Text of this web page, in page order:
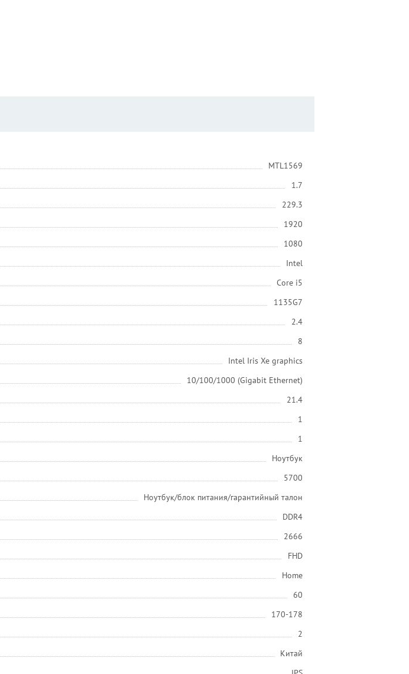
MTL1569
1.7
229.3
1920
1080
Intel
Core i5
1135G7
2.4
8
Intel Iris Xe graphics
10/100/1000 (Gigabit Ethernet)
21.4
1
1
Ноутбук
5700
Ноутбук/блок питания/гарантийный талон
DDR4
2666
FHD
Home
60
170-178
2
Китай